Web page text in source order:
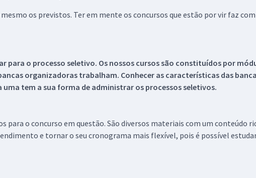
os previstos. Ter em mente os concursos que estão por vir faz
para o processo seletivo. Os nossos cursos são constituídos por
organizadoras trabalham. Conhecer as características das
tem a sua forma de administrar os processos seletivos.
para o concurso em questão. São diversos materiais com um conteúdo
e tornar o seu cronograma mais flexível, pois é possível